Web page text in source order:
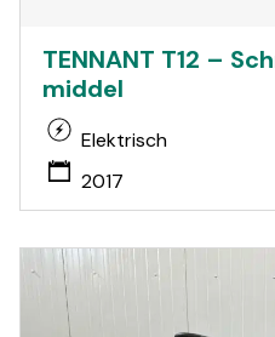
TENNANT T12 –
middel
Elektrisch
2017